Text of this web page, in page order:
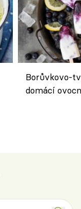
Borůvkovo-
domácí